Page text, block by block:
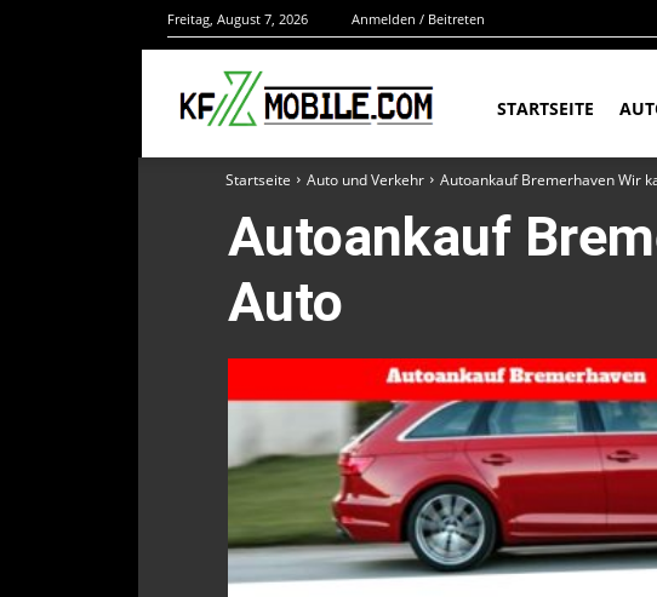
Freitag, August 7, 2026 Anmelden / Beitreten
STARTSEITE
Startseite Auto und Verkehr Autoankauf Bremerhaven Wir
Autoankauf
Auto